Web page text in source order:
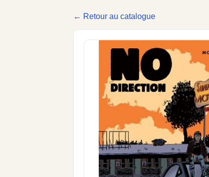
← Retour au catalogue